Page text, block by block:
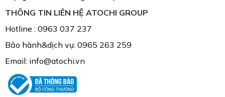
THÔNG TIN LIÊN HỆ ATOCHI GROUP
Hotline : 0963 037 237
Bảo hành&dịch vụ: 0965 263 259
Email: info@atochi.vn